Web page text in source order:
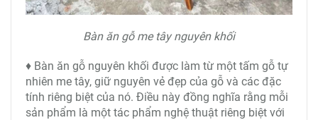
Bàn ăn gỗ me tây nguyên khối
♦ Bàn ăn gỗ nguyên khối được làm từ một tấm gỗ tự
nhiên me tây, giữ nguyên vẻ đẹp của gỗ và các đặc
tính riêng biệt của nó. Điều này đồng nghĩa rằng mỗi
sản phẩm là một tác phẩm nghệ thuật riêng biệt với